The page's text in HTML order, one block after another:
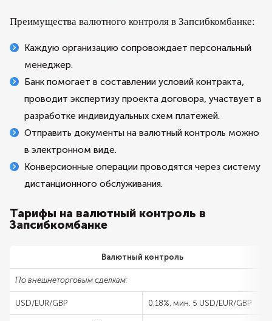
Преимущества валютного контроля в Запсибкомбанке:
Каждую организацию сопровождает персональный
менеджер.
Банк помогает в составлении условий контракта,
проводит экспертизу проекта договора, участвует в
разработке индивидуальных схем платежей.
Отправить документы на валютный контроль можно
в электронном виде.
Конверсионные операции проводятся через систему
дистанционного обслуживания.
Тарифы на валютный контроль в
Запсибкомбанке
Валютный контроль
По внешнеторговым сделкам:
USD/EUR/GBP 0,18%, мин. 5 USD/EUR/GBP